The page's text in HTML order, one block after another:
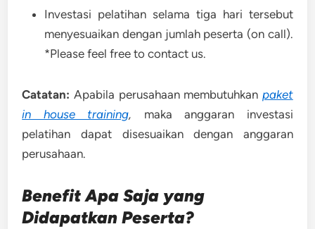
Investasi pelatihan selama tiga hari tersebut
menyesuaikan dengan jumlah peserta (on call).
*Please feel free to contact us.
Catatan: Apabila perusahaan membutuhkan paket
in house training, maka anggaran investasi
pelatihan dapat disesuaikan dengan anggaran
perusahaan.
Benefit Apa Saja yang
Didapatkan Peserta?